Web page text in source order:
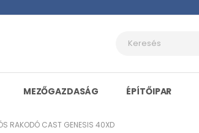
MEZŐGAZDASÁG ÉPÍTŐIPAR
RAKODÓ CAST GENESIS 40XD